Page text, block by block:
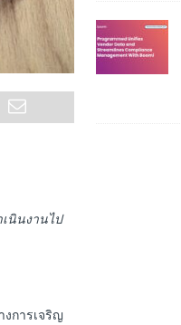
นินงานไป
การเจริญ